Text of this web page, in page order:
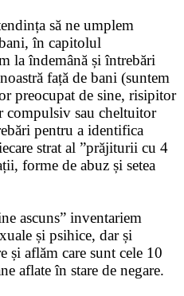
să ne umplem
în capitolul
la îndemână și întrebări
față de bani (suntem
preocupat de sine, risipitor
compulsiv sau cheltuitor
pentru a identifica
strat al ”prăjiturii cu 4
forme de abuz și setea
ascuns” inventariem
și psihice, dar și
și aflăm care sunt cele 10
aflate în stare de negare.